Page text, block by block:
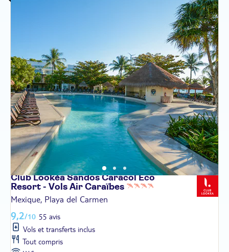
Club Lookéa Sandos Caracol Eco
Resort - Vols Air Caraïbes
Mexique, Playa del Carmen
9,2/10 55 avis
Vols et transferts inclus
Tout compris